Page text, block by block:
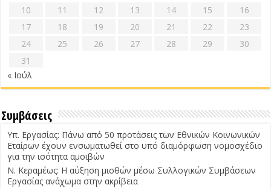
10
11 12 13 14 15
16
17
18 19 20 21 22
23
24
25 26 27 28 29
30
31
« Ιούλ
Συμβάσεις
Υπ. Εργασίας: Πάνω από 50 προτάσεις των Εθνικών Κοινωνικών
Εταίρων έχουν ενσωματωθεί στο υπό διαμόρφωση νομοσχέδιο
για την ισότητα αμοιβών
Ν. Κεραμέως: Η αύξηση μισθών μέσω Συλλογικών Συμβάσεων
Εργασίας ανάχωμα στην ακρίβεια